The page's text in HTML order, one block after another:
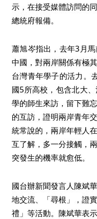
示，在接受媒體訪問的
總統府報備。
蕭旭岑指出，去年3月
中國，對兩岸關係有極
台灣青年學子的活力。
國5所高校，包含北大
學的師生來訪，留下難
的互訪，證明兩岸青年
統常說的，兩岸年輕人
互了解，多一分接觸，
突發生的機率就愈低。
國台辦新聞發言人陳斌
地交流、「尋根」，證
禮」等活動。陳斌華表